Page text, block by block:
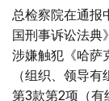
总检察院在通报
国刑事诉讼法典
涉嫌触犯《哈萨
（组织、领导
第3款第2项（有